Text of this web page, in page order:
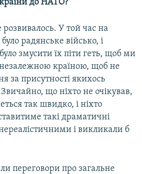
до НАТО?
У той час на
радянське військо, і
змусити їх піти геть, щоб ми
країною, щоб не
за присутності якихось
що ніхто не очікував,
так швидко, і ніхто
такі драматичні
і викликали б
переговори про загальне